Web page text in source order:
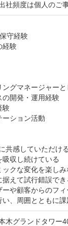
頻度は個人のご
守経験
経験
グマネージャーと
の開発・運用経験
験
ーション活動
共感していただけ
吸収し続けている
ックな変化を楽し
据えて試行錯誤で
ーや顧客からのフ
い、周囲とともに
木グランドタワー